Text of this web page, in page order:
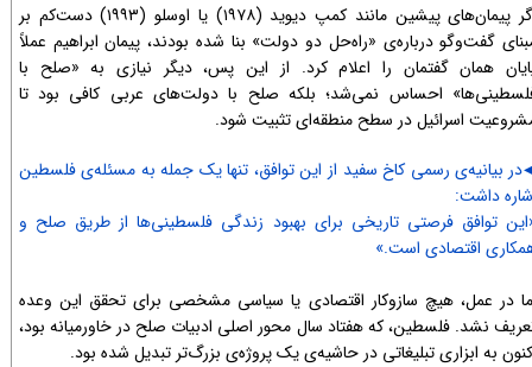
اگر پیمان‌های پیشین مانند کمپ دیوید (۱۹۷۸) یا اوسلو (۱۹۹۳) دست‌کم بر
گفت‌وگو درباره‌ی «راه‌حل دو دولت» بنا شده بودند، پیمان ابراهیم عملاً
همان گفتمان را اعلام کرد. از این پس، دیگر نیازی به «صلح با
احساس نمی‌شد؛ بلکه صلح با دولت‌های عربی کافی بود تا
اسرائیل در سطح منطقه‌ای تثبیت شود.
در بیانیه‌ی رسمی کاخ سفید از این توافق، تنها یک جمله به مسئله‌ی فلسطین
داشت:
توافق فرصتی تاریخی برای بهبود زندگی فلسطینی‌ها از طریق صلح و
اقتصادی است.»
در عمل، هیچ سازوکار اقتصادی یا سیاسی مشخصی برای تحقق این وعده
نشد. فلسطین، که هفتاد سال محور اصلی ادبیات صلح در خاورمیانه بود،
به ابزاری تبلیغاتی در حاشیه‌ی یک پروژه‌ی بزرگ‌تر تبدیل شده بود.